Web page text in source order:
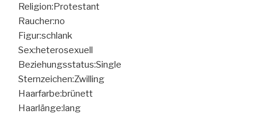
Religion:Protestant
Raucher:no
Figur:schlank
Sex:heterosexuell
Beziehungsstatus:Single
Sternzeichen:Zwilling
Haarfarbe:brünett
Haarlänge:lang